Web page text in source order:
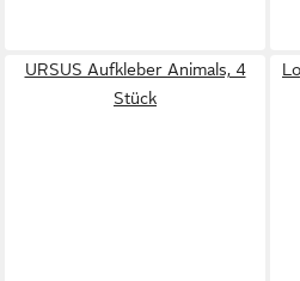
URSUS Aufkleber Animals, 4
Stück